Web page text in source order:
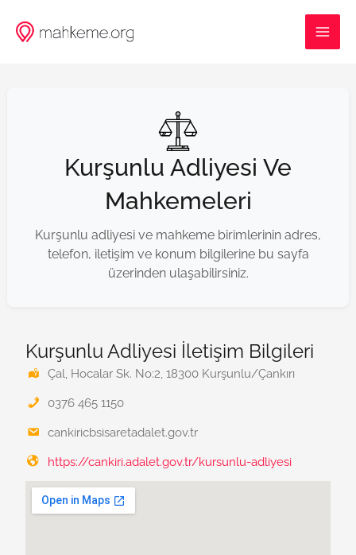
atla
Kurşunlu Adliyesi Ve
Mahkemeleri
Kurşunlu adliyesi ve mahkeme birimlerinin adres,
telefon, iletişim ve konum bilgilerine bu sayfa
üzerinden ulaşabilirsiniz.
Kurşunlu Adliyesi İletişim Bilgileri
Çal, Hocalar Sk. No:2, 18300 Kurşunlu/Çankırı
0376 465 1150
cankiricbsisaretadalet.gov.tr
https://cankiri.adalet.gov.tr/kursunlu-adliyesi